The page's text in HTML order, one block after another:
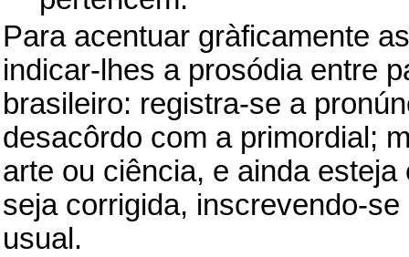
Para acentuar gràficamente
indicar-lhes a prosódia entre
brasileiro: registra-se a
desacôrdo com a primordial;
arte ou ciência, e ainda
seja corrigida, inscrevendo-
usual.